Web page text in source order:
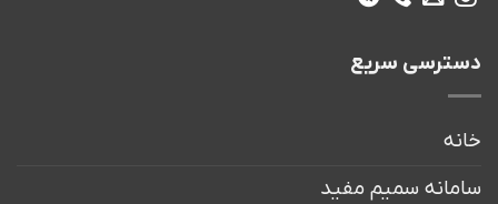
دسترسی سریع
خانه
سامانه سمیم مفید